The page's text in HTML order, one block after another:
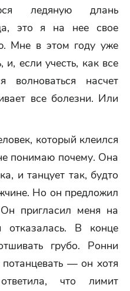
ледяную длань
это я на нее свое
Мне в этом году уже
и, если учесть, как все
насчет
все болезни. Или
который клеился
понимаю почему. Она
и танцует так, будто
Но он предложил
пригласил меня на
В конце
грубо. Ронни
— он хотя
что лимит